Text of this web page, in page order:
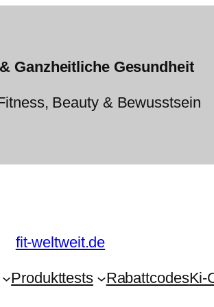
Ganzheitliche Gesundheit
Beauty & Bewusstsein
fit-weltweit.de
Produkttests RabattcodesKi-